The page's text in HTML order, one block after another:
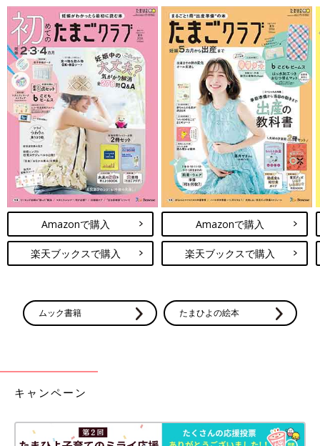
でいたトイレトレーニング。
このまま卒業までがんばるぞ！と思った矢先…
まさか3人ともが発熱！！しかも40度の高熱です…！！！
こんな辛い時に言わせるのも可哀想だし、トイレまでとても行け
ないし…！
3人とも泣く泣くオムツを履かせました。
今はトイレトレーニングより風邪を治さなければ！！
そして3人とも元気になった頃、みんな見事にリセットされてい
るのでした（涙）
わーん！ここまで頑張ったのに～～～！！
[三つ子まみれな毎日＃101] 三つ子とト
イレトレーニング 途中経過！
こんにちは！宮瀬とまとです。 2012年産まれ
の三つ子のお母さんをしてます！ 三つ子たちと
スタートさせた三つ子たち。 開始して2ヶ月が
経ちました。 3人の調子はどんな感じなのでし
ょうか…？
「三つ子まみれな毎日」今までのお話はこちら
まわりに助けてもらいながらなんとか三つ子育児中☆
Twitter
@mitsugobiyori
Amazonで購入
楽天ブックスで購入
Amazonで購入
楽天ブックスで購入
ムック書籍 たまひよの絵本
キャンペーン